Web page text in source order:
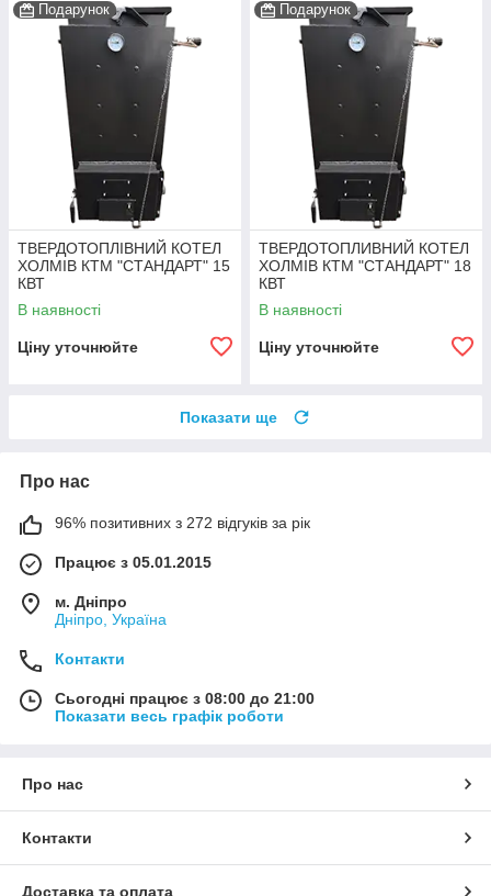
Подарунок
ТВЕРДОТОПЛІВНИЙ КОТЕЛ
ХОЛМІВ КТМ "СТАНДАРТ" 15
КВТ
В наявності
Ціну уточнюйте
Подарунок
ТВЕРДОТОПЛИВНИЙ КОТЕЛ
ХОЛМІВ КТМ "СТАНДАРТ" 18
КВТ
В наявності
Ціну уточнюйте
Показати ще
Про нас
96% позитивних з 272 відгуків за рік
Працює з 05.01.2015
м. Дніпро
Дніпро, Україна
Контакти
Сьогодні працює з 08:00 до 21:00
Показати весь графік роботи
Про нас
Контакти
Доставка та оплата